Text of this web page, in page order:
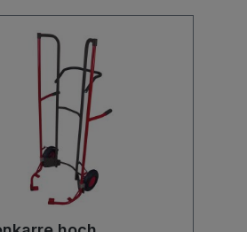
nimmt
von 540–820
auf, während
für mehr
sorgen. Ein großer
mit weichem
und ein
mit